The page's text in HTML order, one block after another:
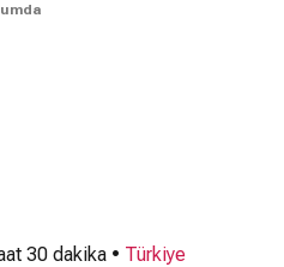
30 dakika • Türkiye